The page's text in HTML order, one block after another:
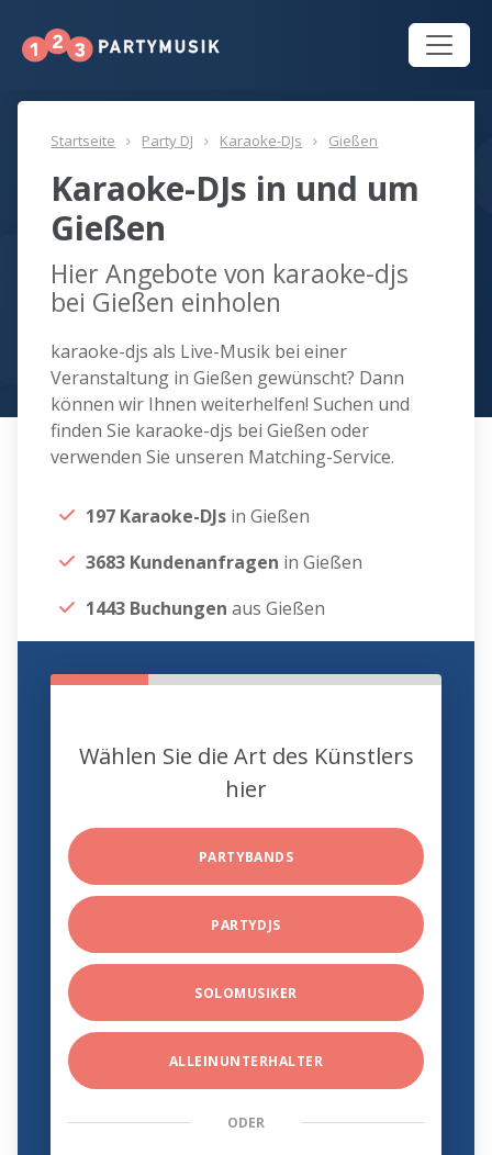
Startseite Party DJ Karaoke-DJs Gießen
Karaoke-DJs in und um
Gießen
Hier Angebote von karaoke-djs
bei Gießen einholen
karaoke-djs als Live-Musik bei einer
Veranstaltung in Gießen gewünscht? Dann
können wir Ihnen weiterhelfen! Suchen und
finden Sie karaoke-djs bei Gießen oder
verwenden Sie unseren Matching-Service.
197 Karaoke-DJs in Gießen
3683 Kundenanfragen in Gießen
1443 Buchungen aus Gießen
Wählen Sie die Art des Künstlers
hier
PARTYBANDS
PARTYDJS
SOLOMUSIKER
ALLEINUNTERHALTER
ODER